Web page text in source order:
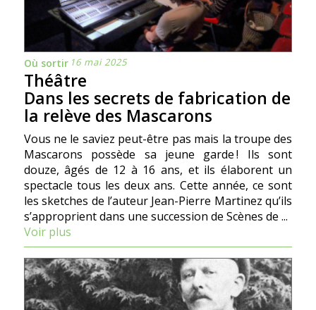
Où sortir 16 mai 2025
Théâtre
Dans les secrets de fabrication de
la relève des Mascarons
Vous ne le saviez peut-être pas mais la troupe des
Mascarons possède sa jeune garde ! Ils sont
douze, âgés de 12 à 16 ans, et ils élaborent un
spectacle tous les deux ans. Cette année, ce sont
les sketches de l’auteur Jean-Pierre Martinez qu’ils
s’approprient dans une succession de Scènes de ...
Voir plus